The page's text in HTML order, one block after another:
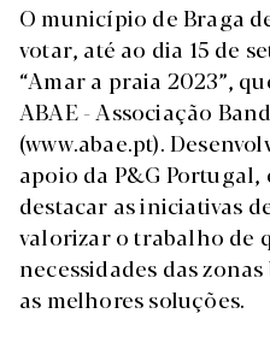
O município de Braga
votar, até ao dia 15 de
“Amar a praia 2023”,
ABAE - Associação
(www.abae.pt).
apoio da P&G
destacar as iniciativas
valorizar o trabalho de
necessidades das
as melhores soluções.